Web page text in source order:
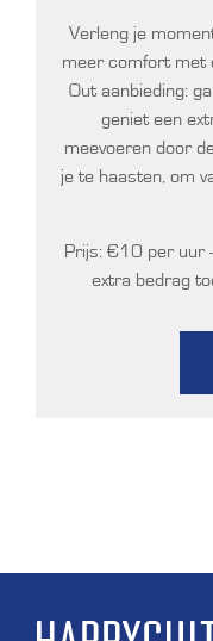
Verleng je
meer comfort met
Out aanbieding:
geniet een
meevoeren door
je te haasten, om
Prijs: €10 per uur
extra bedrag